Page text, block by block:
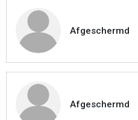
Afgeschermd
Afgeschermd